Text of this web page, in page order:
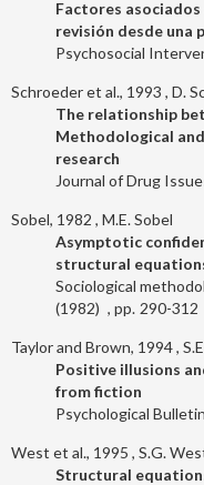
Factores asociados
revisión desde una
Psychosocial
Schroeder et al., 1993 D.
The relationship
Methodological
research
Journal of Drug
Sobel, 1982 M.E. Sobel
Asymptotic
structural
Sociological
1982
290-312
Taylor and Brown, 1994
Positive illusions
from fiction
Psychological Bulletin
West et al., 1995 S.G.
Structural